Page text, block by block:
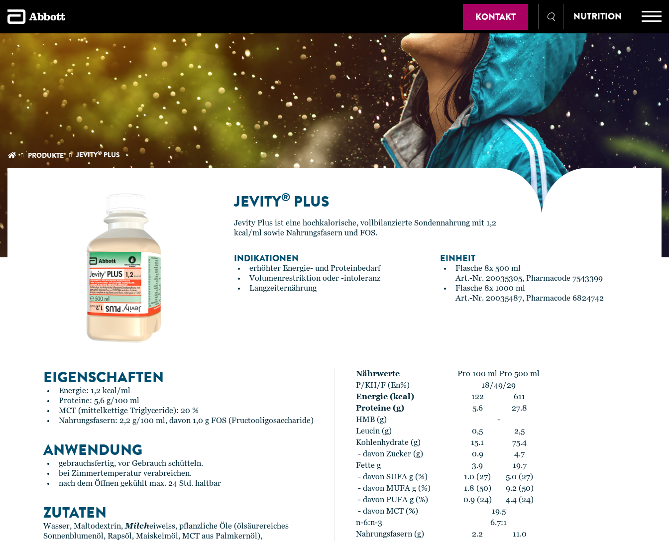
KONTAKT NUTRITION
PRODUKTE JEVITY® PLUS
JEVITY®PLUS
Jevity Plus ist eine hochkalorische, vollbilanzierte Sondennahrung mit 1,2
kcal/ml sowie Nahrungsfasern und FOS.
INDIKATIONEN
erhöhter Energie- und Proteinbedarf
Volumenrestriktion oder -intoleranz
Langzeiternährung
EINHEIT
Flasche 8x 500 ml
Art.-Nr. 20035305, Pharmacode 7543399
Flasche 8x 1000 ml
Art.-Nr. 20035487, Pharmacode 6824742
EIGENSCHAFTEN
Energie: 1,2 kcal/ml
Proteine: 5,6 g/100 ml
MCT (mittelkettige Triglyceride): 20 %
Nahrungsfasern: 2,2 g/100 ml, davon 1,0 g FOS (Fructooligosaccharide)
ANWENDUNG
gebrauchsfertig, vor Gebrauch schütteln.
bei Zimmertemperatur verabreichen.
nach dem Öffnen gekühlt max. 24 Std. haltbar
ZUTATEN
Wasser, Maltodextrin,Milcheiweiss, pflanzliche Öle (ölsäurereiches
Sonnenblumenöl, Rapsöl, Maiskeimöl, MCT aus Palmkernöl),
Nährwerte Pro 100 ml Pro 500 ml
P/KH/F (En%)
18/49/29
Energie (kcal)
122
611
Proteine (g)
5.6
27.8
HMB (g)
-
Leucin (g)
0,5
2,5
Kohlenhydrate (g)
15.1
75.4
- davon Zucker (g)
0.9
4.7
Fette g
3.9
19.7
- davon SUFA g (%)
1.0 (27)
5.0 (27)
- davon MUFA g (%)
1.8 (50)
9.2 (50)
- davon PUFA g (%)
0.9 (24)
4.4 (24)
- davon MCT (%)
19.5
n-6:n-3
6.7:1
Nahrungsfasern (g)
2.2
11.0